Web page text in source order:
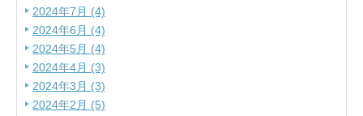
2024年7月 (4)
2024年6月 (4)
2024年5月 (4)
2024年4月 (3)
2024年3月 (3)
2024年2月 (5)